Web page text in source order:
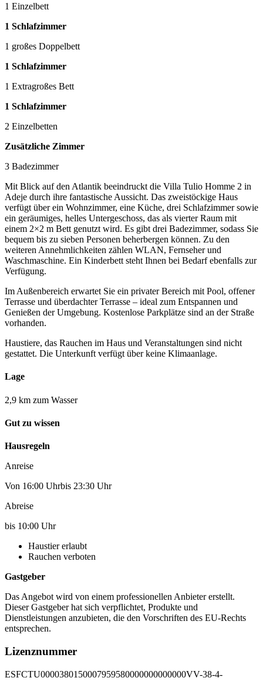
1 Einzelbett
1 Schlafzimmer
1 großes Doppelbett
1 Schlafzimmer
1 Extragroßes Bett
1 Schlafzimmer
2 Einzelbetten
Zusätzliche Zimmer
3 Badezimmer
Mit Blick auf den Atlantik beeindruckt die Villa Tulio Homme 2 in
Adeje durch ihre fantastische Aussicht. Das zweistöckige Haus
verfügt über ein Wohnzimmer, eine Küche, drei Schlafzimmer sowie
ein geräumiges, helles Untergeschoss, das als vierter Raum mit
einem 2×2 m Bett genutzt wird. Es gibt drei Badezimmer, sodass Sie
bequem bis zu sieben Personen beherbergen können. Zu den
weiteren Annehmlichkeiten zählen WLAN, Fernseher und
Waschmaschine. Ein Kinderbett steht Ihnen bei Bedarf ebenfalls zur
Verfügung.
Im Außenbereich erwartet Sie ein privater Bereich mit Pool, offener
Terrasse und überdachter Terrasse – ideal zum Entspannen und
Genießen der Umgebung. Kostenlose Parkplätze sind an der Straße
vorhanden.
Haustiere, das Rauchen im Haus und Veranstaltungen sind nicht
gestattet. Die Unterkunft verfügt über keine Klimaanlage.
Lage
2,9 km zum Wasser
Gut zu wissen
Hausregeln
Anreise
Von 16:00 Uhrbis 23:30 Uhr
Abreise
bis 10:00 Uhr
Haustier erlaubt
Rauchen verboten
Gastgeber
Das Angebot wird von einem professionellen Anbieter erstellt.
Dieser Gastgeber hat sich verpflichtet, Produkte und
Dienstleistungen anzubieten, die den Vorschriften des EU-Rechts
entsprechen.
Lizenznummer
ESFCTU0000380150007959580000000000000VV-38-4-